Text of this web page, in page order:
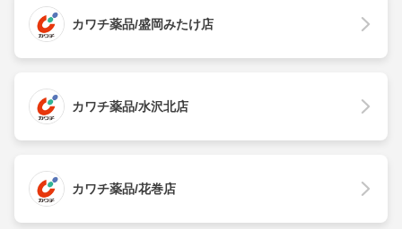
カワチ薬品/盛岡みたけ店
カワチ薬品/水沢北店
カワチ薬品/花巻店